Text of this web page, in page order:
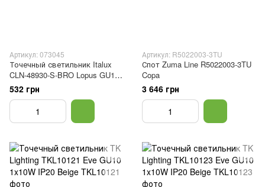
Артикул: 073045
Точечный светильник Italux
CLN-48930-S-BRO Lopus GU10
1x10W IP20 Brown
532 грн
Артикул: R5022003-3TU
Спот Zuma Line R5022003-3TU
Copa
3 646 грн